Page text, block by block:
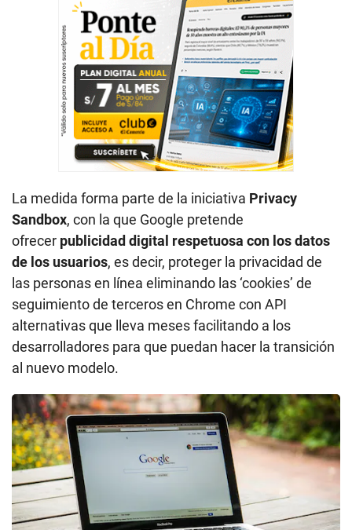
La medida forma parte de la iniciativa Privacy
Sandbox, con la que Google pretende
ofrecer publicidad digital respetuosa con los datos
de los usuarios, es decir, proteger la privacidad de
las personas en línea eliminando las ‘cookies’ de
seguimiento de terceros en Chrome con API
alternativas que lleva meses facilitando a los
desarrolladores para que puedan hacer la transición
al nuevo modelo.